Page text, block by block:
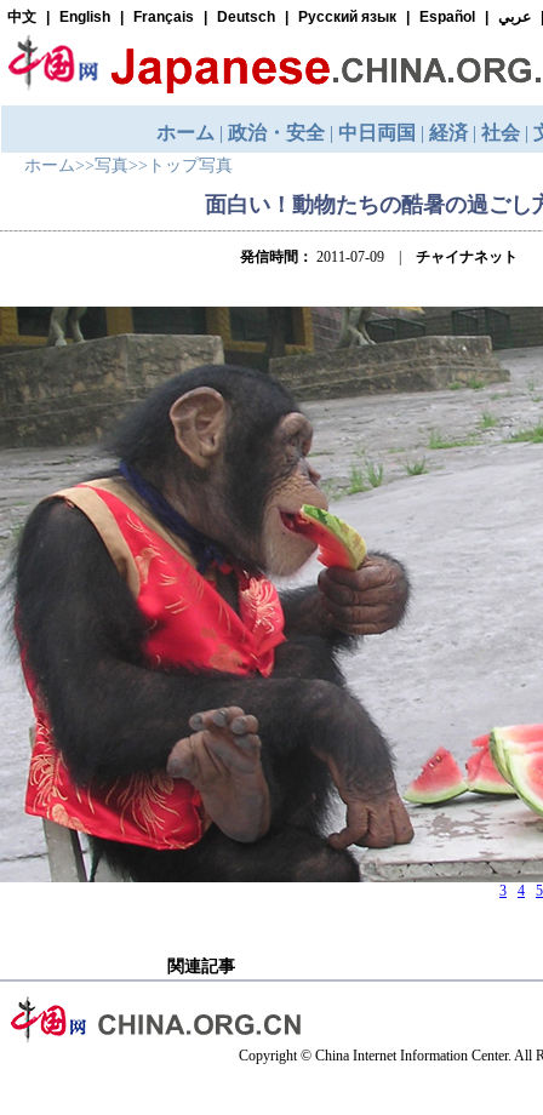
ホーム>>写真>> トップ写真
面白い！動物たちの酷暑の過ごし
発信時間： 2011-07-09 | チャイナネット
3 4 5
関連記事